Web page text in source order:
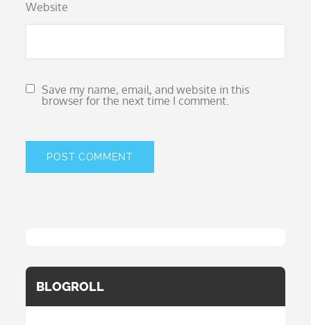
Website
Save my name, email, and website in this
browser for the next time I comment.
BLOGROLL